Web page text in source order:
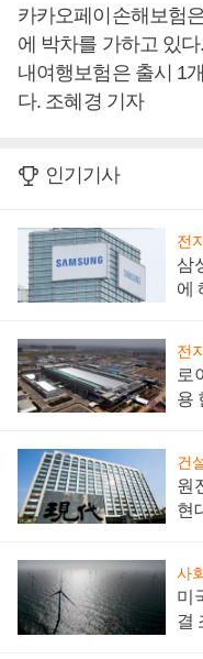
카카오페이손해보험
에 박차를 가하고 있
내여행보험은 출시 1
다. 조혜경 기자
인기기사
전
삼
에
전
로
용
건
원
현
사
미
결